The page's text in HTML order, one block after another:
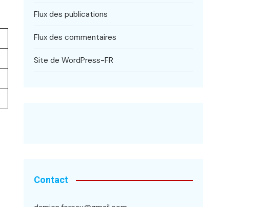
Flux des publications
Flux des commentaires
Site de WordPress-FR
Contact